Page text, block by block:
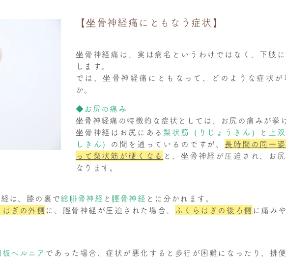
【坐骨神経痛にともなう症状】
坐骨神経痛は、実は病名というわけではなく、下肢
します。
では、坐骨神経痛にともなって、どのような症状が
か。
◆お尻の痛み
坐骨神経痛の特徴的な症状としては、お尻の痛みが挙
坐骨神経はお尻にある 梨状筋（りじょうきん） と
上
しきん） の間を通っているのですが、 長時間の同一
って梨状筋が硬くなる と、坐骨神経が圧迫され、お
なります。
は、膝の裏で総腓骨神経 と 脛骨神経 とに分かれます。
ぎの外側 に、脛骨神経が圧迫された場合、 ふくらはぎの後ろ側 に痛み
ヘルニア であった場合、症状が悪化すると歩行が困難になったり、排